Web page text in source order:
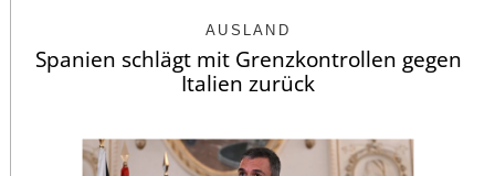
AUSLAND
Spanien schlägt mit Grenzkontrollen gegen
Italien zurück